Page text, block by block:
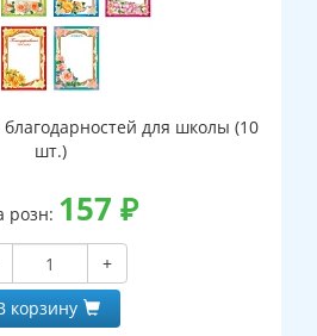
для школы (10
шт.)
розн: 157 ₽
+
корзину